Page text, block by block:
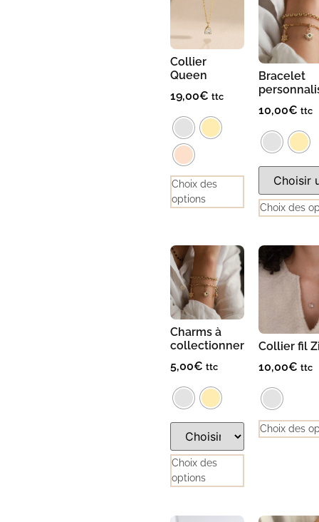
Collier
Queen
19,00€ ttc
Choix des
options
Bracelet
10,00€ ttc
Choix des
Charms à
collectionner
5,00€ ttc
Choix des
options
Collier fil
10,00€ ttc
Choix des